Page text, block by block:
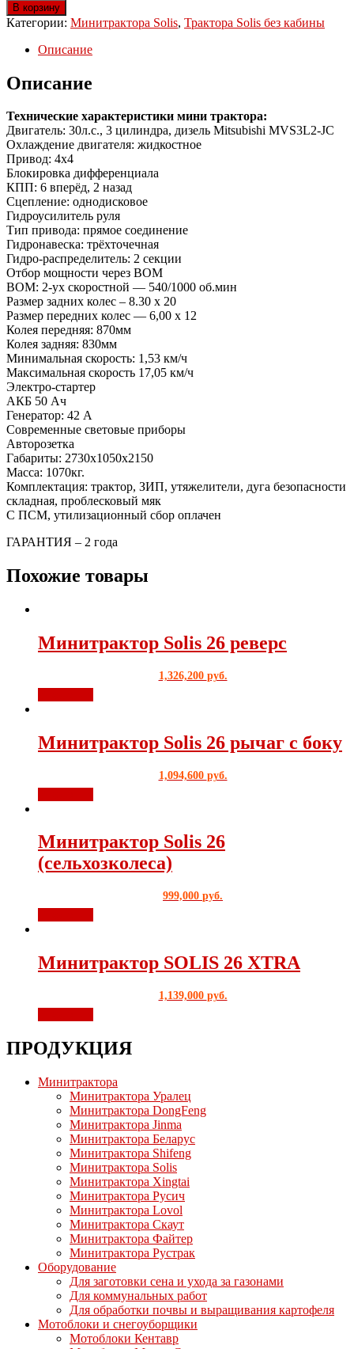
В корзину
Категории: Минитрактора Solis, Трактора Solis без кабины
Описание
Описание
Технические характеристики мини трактора:
Двигатель: 30л.с., 3 цилиндра, дизель Mitsubishi MVS3L2-JC
Охлаждение двигателя: жидкостное
Привод: 4х4
Блокировка дифференциала
КПП: 6 вперёд, 2 назад
Сцепление: однодисковое
Гидроусилитель руля
Тип привода: прямое соединение
Гидронавеска: трёхточечная
Гидро-распределитель: 2 секции
Отбор мощности через ВОМ
ВОМ: 2-ух скоростной — 540/1000 об.мин
Размер задних колес – 8.30 х 20
Размер передних колес — 6,00 х 12
Колея передняя: 870мм
Колея задняя: 830мм
Минимальная скорость: 1,53 км/ч
Максимальная скорость 17,05 км/ч
Электро-стартер
АКБ 50 Ач
Генератор: 42 А
Современные световые приборы
Авторозетка
Габариты: 2730x1050x2150
Масса: 1070кг.
Комплектация: трактор, ЗИП, утяжелители, дуга безопасности
складная, проблесковый мяк
С ПСМ, утилизационный сбор оплачен
ГАРАНТИЯ – 2 года
Похожие товары
Минитрактор Solis 26 реверс
1,326,200 руб.
Минитрактор Solis 26 рычаг с боку
1,094,600 руб.
Минитрактор Solis 26
(сельхозколеса)
999,000 руб.
Минитрактор SOLIS 26 XTRA
1,139,000 руб.
ПРОДУКЦИЯ
Минитрактора
Минитрактора Уралец
Минитрактора DongFeng
Минитрактора Jinma
Минитрактора Беларус
Минитрактора Shifeng
Минитрактора Solis
Минитрактора Xingtai
Минитрактора Русич
Минитрактора Lovol
Минитрактора Скаут
Минитрактора Файтер
Минитрактора Рустрак
Оборудование
Для заготовки сена и ухода за газонами
Для коммунальных работ
Для обработки почвы и выращивания картофеля
Мотоблоки и снегоуборщики
Мотоблоки Кентавр